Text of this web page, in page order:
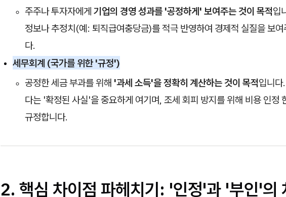
주주나 투자자에게 기업의 경영 성과를 '공정하게' 보여주는 것이 목적입
정보나 추정치(예: 퇴직급여충당금)를 적극 반영하여 경제적 실질을 보
다.
세무회계 (국가를 위한 '규정')
공정한 세금 부과를 위해 '과세 소득'을 정확히 계산하는 것이 목적입니다
다는 '확정된 사실'을 중요하게 여기며, 조세 회피 방지를 위해 비용 인정
규정합니다.
2. 핵심 차이점 파헤치기: '인정'과 '부인'의